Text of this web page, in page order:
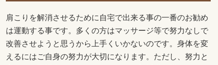
肩こりを解消させるために自宅で出来る事の一番のお勧め
は運動する事です。多くの方はマッサージ等で努力なしで
改善させようと思うから上手くいかないのです。身体を変
えるにはご自身の努力が大切になります。ただし、努力と